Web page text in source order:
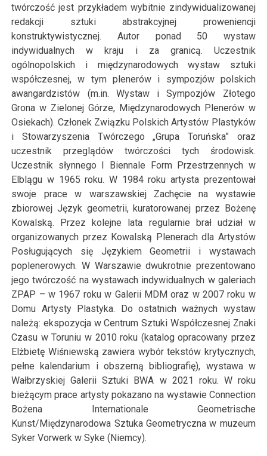
twórczość jest przykładem wybitnie zindywidualizowanej
redakcji sztuki abstrakcyjnej proweniencji
konstruktywistycznej. Autor ponad 50 wystaw
indywidualnych w kraju i za granicą. Uczestnik
ogólnopolskich i międzynarodowych wystaw sztuki
współczesnej, w tym plenerów i sympozjów polskich
awangardzistów (m.in. Wystaw i Sympozjów Złotego
Grona w Zielonej Górze, Międzynarodowych Plenerów w
Osiekach). Członek Związku Polskich Artystów Plastyków
i Stowarzyszenia Twórczego „Grupa Toruńska” oraz
uczestnik przeglądów twórczości tych środowisk.
Uczestnik słynnego I Biennale Form Przestrzennych w
Elblągu w 1965 roku. W 1984 roku artysta prezentował
swoje prace w warszawskiej Zachęcie na wystawie
zbiorowej Język geometrii, kuratorowanej przez Bożenę
Kowalską. Przez kolejne lata regularnie brał udział w
organizowanych przez Kowalską Plenerach dla Artystów
Posługujących się Językiem Geometrii i wystawach
poplenerowych. W Warszawie dwukrotnie prezentowano
jego twórczość na wystawach indywidualnych w galeriach
ZPAP – w 1967 roku w Galerii MDM oraz w 2007 roku w
Domu Artysty Plastyka. Do ostatnich ważnych wystaw
należą: ekspozycja w Centrum Sztuki Współczesnej Znaki
Czasu w Toruniu w 2010 roku (katalog opracowany przez
Elżbietę Wiśniewską zawiera wybór tekstów krytycznych,
pełne kalendarium i obszerną bibliografię), wystawa w
Wałbrzyskiej Galerii Sztuki BWA w 2021 roku. W roku
bieżącym prace artysty pokazano na wystawie Connection
Bożena Internationale Geometrische
Kunst/Międzynarodowa Sztuka Geometryczna w muzeum
Syker Vorwerk w Syke (Niemcy).